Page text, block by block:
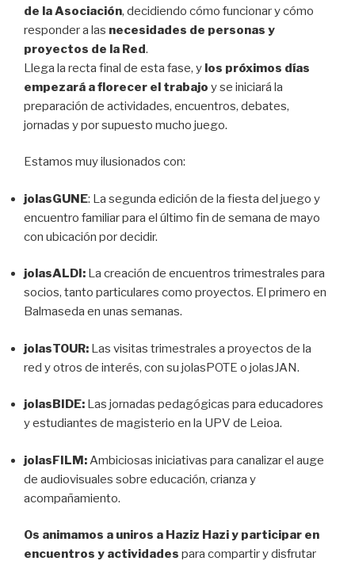
de la Asociación, decidiendo cómo funcionar y cómo
responder a las necesidades de personas y
proyectos de la Red.
Llega la recta final de esta fase, y los próximos días
empezará a florecer el trabajo y se iniciará la
preparación de actividades, encuentros, debates,
jornadas y por supuesto mucho juego.
Estamos muy ilusionados con:
jolasGUNE: La segunda edición de la fiesta del juego y
encuentro familiar para el último fin de semana de mayo
con ubicación por decidir.
jolasALDI: La creación de encuentros trimestrales para
socios, tanto particulares como proyectos. El primero en
Balmaseda en unas semanas.
jolasTOUR: Las visitas trimestrales a proyectos de la
red y otros de interés, con su jolasPOTE o jolasJAN.
jolasBIDE: Las jornadas pedagógicas para educadores
y estudiantes de magisterio en la UPV de Leioa.
jolasFILM: Ambiciosas iniciativas para canalizar el auge
de audiovisuales sobre educación, crianza y
acompañamiento.
Os animamos a uniros a Haziz Hazi y participar en
encuentros y actividades para compartir y disfrutar